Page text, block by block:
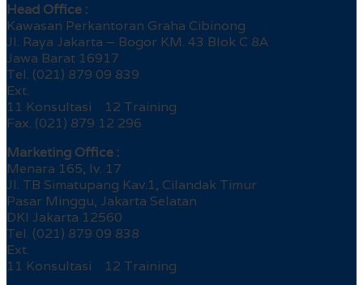
Head Office :
Kawasan Perkantoran Graha Cibinong
Jl. Raya Jakarta – Bogor KM. 43 Blok C 8A
Jawa Barat 16917
Tel. (021) 879 09 839
Ext.
11 Konsultasi 12 Training
Fax. (021) 879 12 296
Marketing Office :
Menara 165, lv. 17
Jl. TB Simatupang Kav.1, Cilandak Timur
Pasar Minggu, Jakarta Selatan
DKI Jakarta 12560
Tel. (021) 879 09 838
Ext.
11 Konsultasi 12 Training